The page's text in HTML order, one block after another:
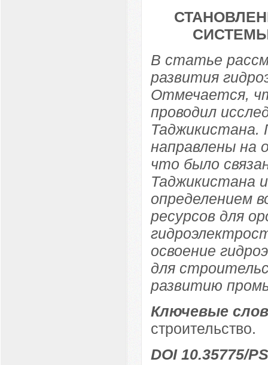
СИСТЕМЫ
В статье
развития
Отмечается,
проводил
Таджикистана.
направлены на
что было
Таджикистана
определением
ресурсов для
освоение
для
развитию
Ключевые
строительство.
DOI 10.35775/